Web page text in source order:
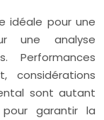
idéale pour une
une analyse
Performances
considérations
sont autant
garantir la